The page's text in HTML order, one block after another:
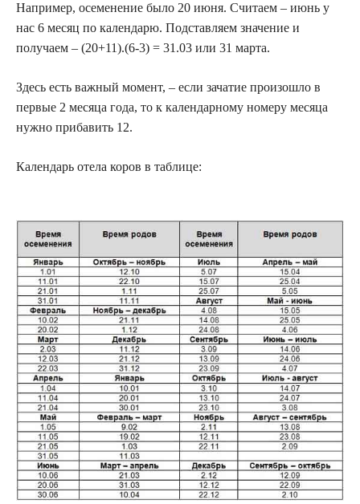
Например, осеменение было 20 июня. Считаем – июнь у
нас 6 месяц по календарю. Подставляем значение и
получаем – (20+11).(6-3) = 31.03 или 31 марта.
Здесь есть важный момент, – если зачатие произошло в
первые 2 месяца года, то к календарному номеру месяца
нужно прибавить 12.
Календарь отела коров в таблице: